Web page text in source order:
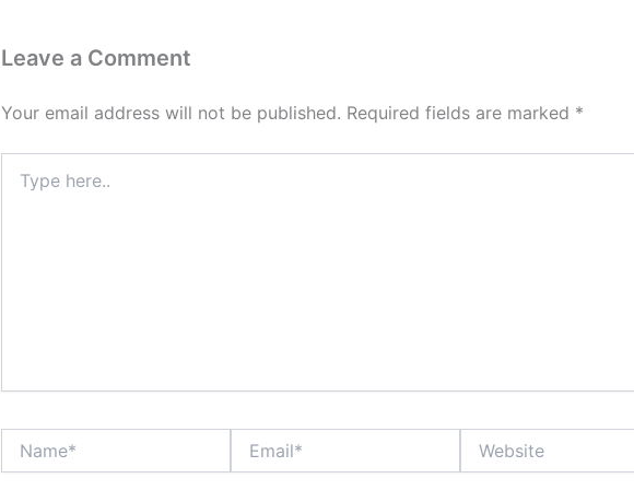
Leave a Comment
Your email address will not be published. Required fields are marked *
here..